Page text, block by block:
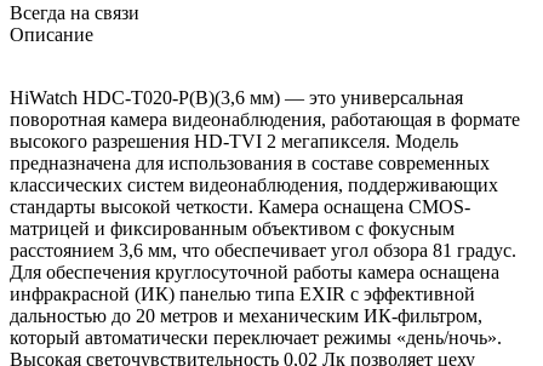
Всегда на связи
Описание
HiWatch HDC-T020-P(B)(3,6 мм) — это универсальная
поворотная камера видеонаблюдения, работающая в формате
высокого разрешения HD-TVI 2 мегапикселя. Модель
предназначена для использования в составе современных
классических систем видеонаблюдения, поддерживающих
стандарты высокой четкости. Камера оснащена CMOS-
матрицей и фиксированным объективом с фокусным
расстоянием 3,6 мм, что обеспечивает угол обзора 81 градус.
Для обеспечения круглосуточной работы камера оснащена
инфракрасной (ИК) панелью типа EXIR с эффективной
дальностью до 20 метров и механическим ИК-фильтром,
который автоматически переключает режимы «день/ночь».
Высокая светочувствительность 0,02 Лк позволяет цеху